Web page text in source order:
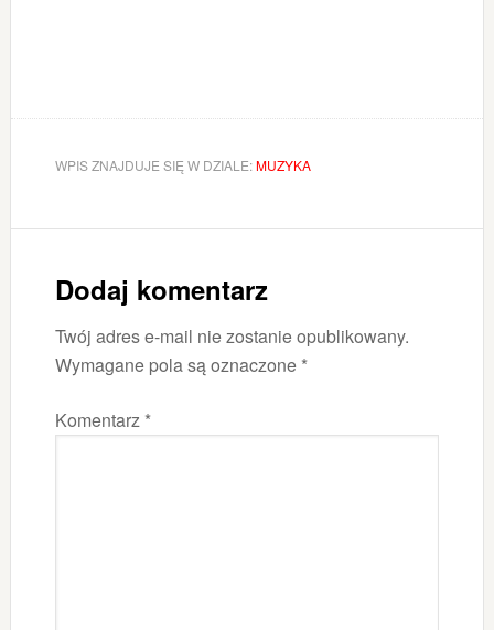
WPIS ZNAJDUJE SIĘ W DZIALE:MUZYKA
Dodaj komentarz
Twój adres e-mail nie zostanie opublikowany.
Wymagane pola są oznaczone *
Komentarz *